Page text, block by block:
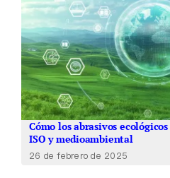
Cómo los abrasivos
ISO y medioambiental
26 de febrero de 2025